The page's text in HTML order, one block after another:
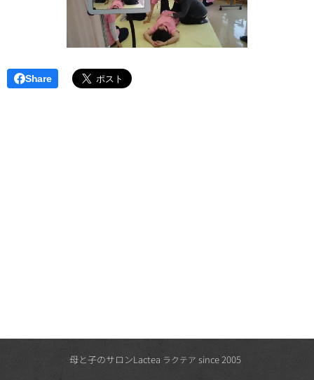
Share
母と子のサロンLactea ラクテア since 2005